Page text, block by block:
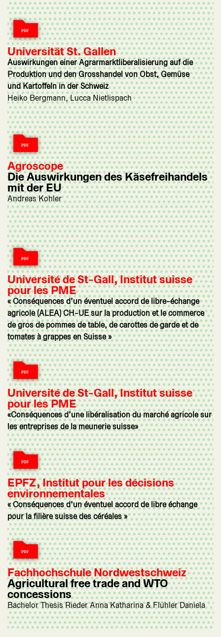
Universität St. Gallen
Auswirkungen einer Agrarmarktliberalisierung auf die
Produktion und den Grosshandel von Obst, Gemüse
und Kartoffeln in der Schweiz
Heiko Bergmann, Lucca Nietlispach
Agroscope
Die Auswirkungen des Käsefreihandels
mit der EU
Andreas Kohler
Université de St-Gall, Institut suisse
pour les PME
« Conséquences d’un éventuel accord de libre-échange
agricole (ALEA) CH-UE sur la production et le commerce
de gros de pommes de table, de carottes de garde et de
tomates à grappes en Suisse »
Université de St-Gall, Institut suisse
pour les PME
«Conséquences d’une libéralisation du marché agricole sur
les entreprises de la meunerie suisse»
EPFZ, Institut pour les décisions
environnementales
« Conséquences d’un éventuel accord de libre échange
pour la filière suisse des céréales »
Fachhochschule Nordwestschweiz
Agricultural free trade and WTO
concessions
Bachelor Thesis Rieder Anna Katharina & Flühler Daniela